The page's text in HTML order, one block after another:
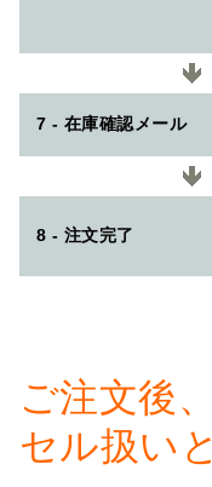
7 - 在庫確認メール
8 - 注文完了
ご注文後
セル扱い